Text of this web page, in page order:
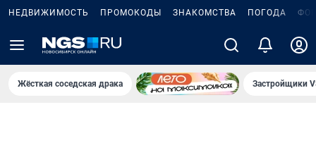
НЕДВИЖИМОСТЬ ПРОМОКОДЫ ЗНАКОМСТВА ПОГОДА
Жёсткая соседская драка Застройщики